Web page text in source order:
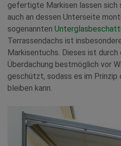
gefertigte Markisen lassen sich
auch an dessen Unterseite
sogenannten
Terrassendachs ist
Markisentuchs. Dieses ist
Überdachung bestmöglich vor
geschützt, sodass es im Prinzip
bleiben kann.